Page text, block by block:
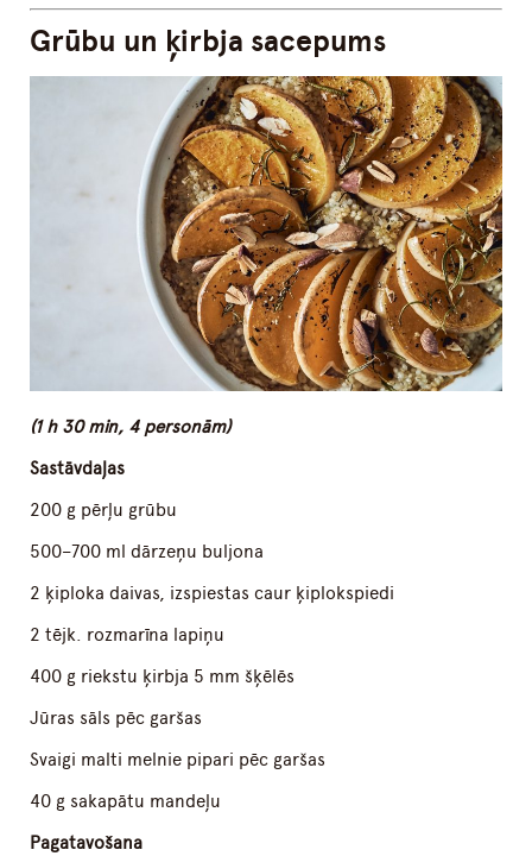
Grūbu un ķirbja sacepums
(1 h 30 min, 4 personām)
Sastāvdaļas
200 g pērļu grūbu
500–700 ml dārzeņu buljona
2 ķiploka daivas, izspiestas caur ķiplokspiedi
2 tējk. rozmarīna lapiņu
400 g riekstu ķirbja 5 mm šķēlēs
Jūras sāls pēc garšas
Svaigi malti melnie pipari pēc garšas
40 g sakapātu mandeļu
Pagatavošana